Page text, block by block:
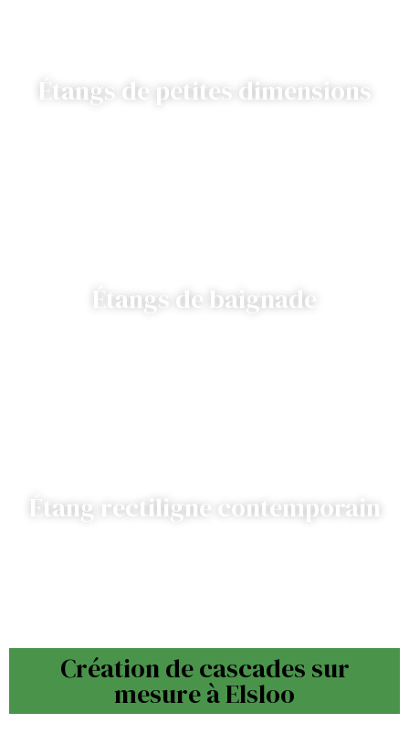
Étangs de petites dimensions
Étangs de baignade
Étang rectiligne contemporain
Création de cascades sur
mesure à Elsloo